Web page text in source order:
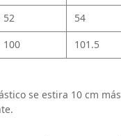
52 54
100 101.5
se estira 10 cm más